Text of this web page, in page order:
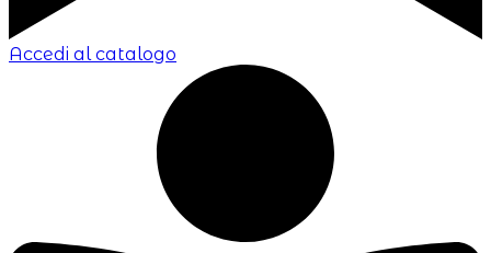
Accedi al catalogo